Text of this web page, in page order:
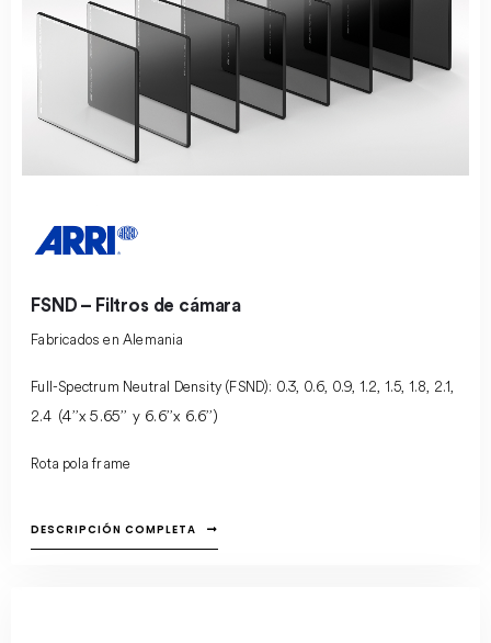
FSND – Filtros de cámara
Fabricados en Alemania
Full-Spectrum Neutral Density (FSND): 0.3, 0.6, 0.9, 1.2, 1.5, 1.8, 2.1,
2.4 (4’’x 5.65’’ y 6.6’’x 6.6’’)
Rota pola frame
DESCRIPCIÓN COMPLETA